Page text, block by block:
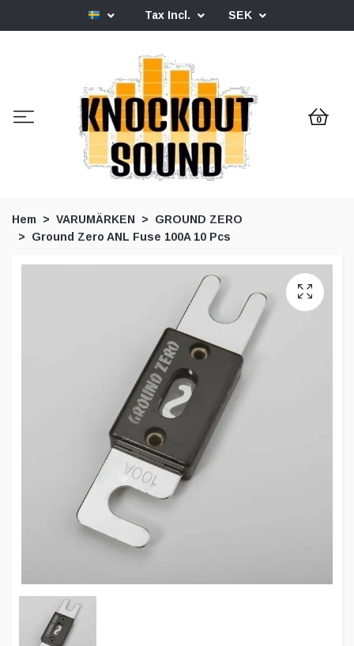
Tax Incl. SEK
0
Hem VARUMÄRKEN
GROUND ZERO
Ground Zero ANL Fuse 100A 10 Pcs